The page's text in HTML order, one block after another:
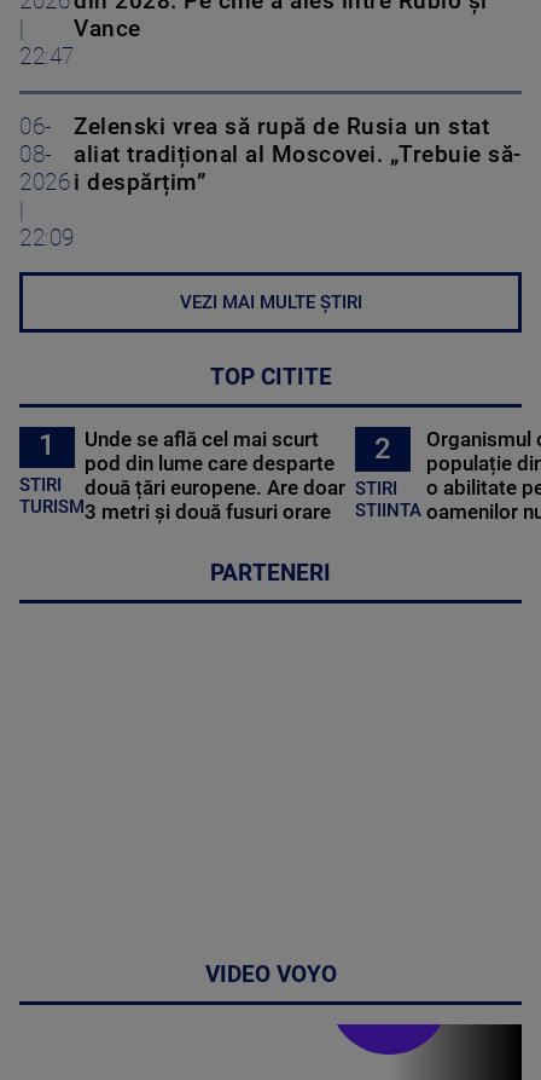
22:47
Vance
06-
08-
2026
22:09
Zelenski vrea să rupă de Rusia un stat
aliat tradițional al Moscovei. „Trebuie să-
i despărțim”
VEZI MAI MULTE ȘTIRI
TOP CITITE
1
STIRI
TURISM
Unde se află cel mai scurt
pod din lume care desparte
două țări europene. Are doar
3 metri și două fusuri orare
2
STIRI
STIINTA
Organismul
populație
o abilitate
oamenilor
PARTENERI
VIDEO VOYO